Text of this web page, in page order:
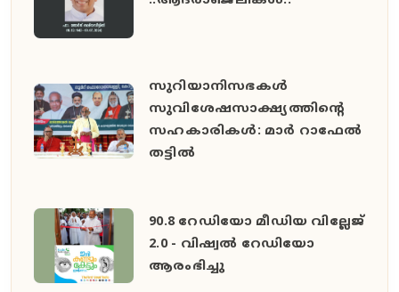
സുറിയാനിസഭകൾ
സുവിശേഷസാക്ഷ്യത്തിൻ്റെ
സഹകാരികൾ: മാർ റാഫേൽ
തട്ടിൽ
90.8 റേഡിയോ മീഡിയ വില്ലേജ്
2.0 - വിഷ്വൽ റേഡിയോ
ആരംഭിച്ചു